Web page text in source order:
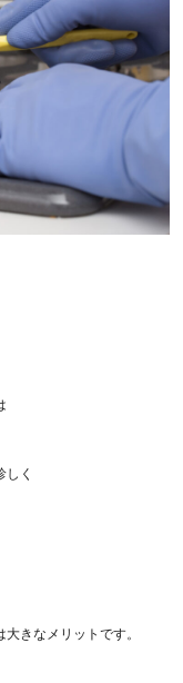
しく
きなメリットです。